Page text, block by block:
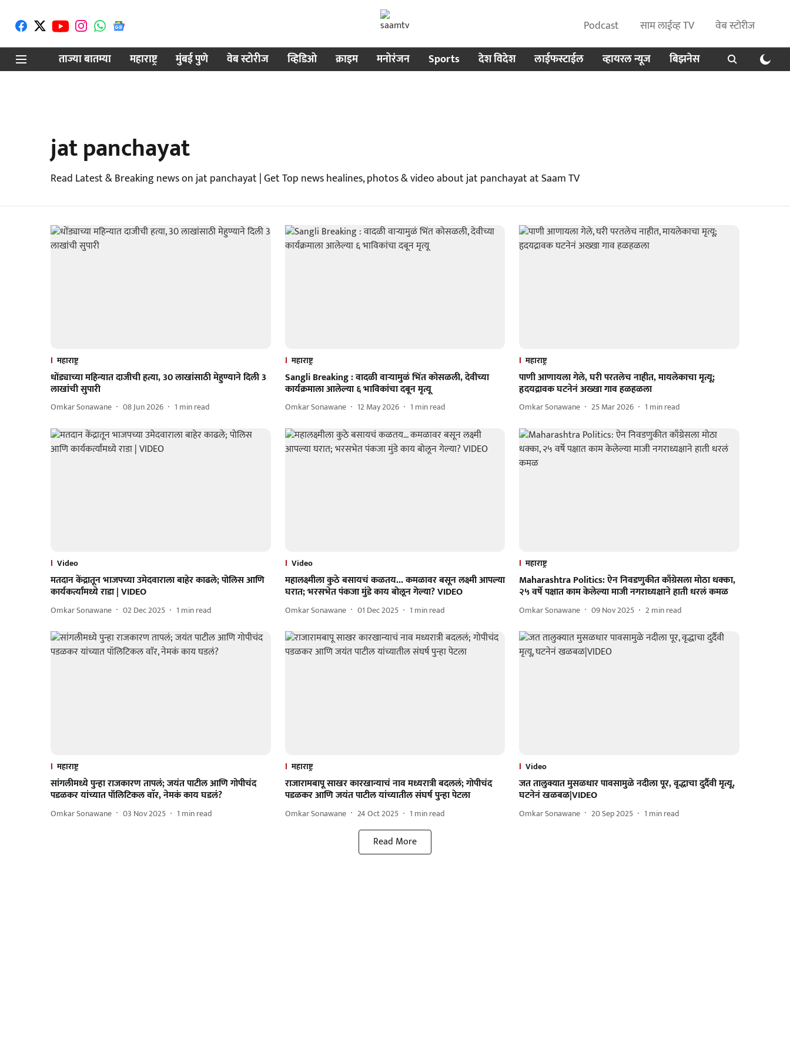
Podcast साम लाईव्ह TV
वेब स्टोरीज
ताज्या बातम्या
महाराष्ट्र मुंबई पुणे वेब स्टोरीज व्हिडिओ क्राइम मनोरंजन Sports देश विदेश लाईफस्टाईल व्हायरल न्यूज बिझनेस
jat panchayat
Read Latest & Breaking news on jat panchayat | Get Top news healines, photos & video about jat panchayat at Saam TV
महाराष्ट्र
धोंड्याच्या महिन्यात दाजीची हत्या, 30 लाखांसाठी मेहुण्याने दिली 3
लाखांची सुपारी
Omkar Sonawane 08 Jun 2026 1 min read
महाराष्ट्र
Sangli Breaking : वादळी वाऱ्यामुळं भिंत कोसळली, देवीच्या
कार्यक्रमाला आलेल्या ६ भाविकांचा दबून मृत्यू
Omkar Sonawane 12 May 2026 1 min read
महाराष्ट्र
पाणी आणायला गेले, घरी परतलेच नाहीत, मायलेकाचा मृत्यू;
हृदयद्रावक घटनेनं अख्खा गाव हळहळला
Omkar Sonawane 25 Mar 2026 1 min read
Video
मतदान केंद्रातून भाजपच्या उमेदवाराला बाहेर काढले; पोलिस आणि
कार्यकर्त्यांमध्ये राडा | VIDEO
Omkar Sonawane 02 Dec 2025 1 min read
Video
महालक्ष्मीला कुठे बसायचं कळतय... कमळावर बसून लक्ष्मी आपल्या
घरात; भरसभेत पंकजा मुंडे काय बोलून गेल्या? VIDEO
Omkar Sonawane 01 Dec 2025 1 min read
महाराष्ट्र
Maharashtra Politics: ऐन निवडणुकीत काँग्रेसला मोठा धक्का,
२५ वर्षे पक्षात काम केलेल्या माजी नगराध्यक्षाने हाती धरलं कमळ
Omkar Sonawane 09 Nov 2025 2min read
महाराष्ट्र
सांगलीमध्ये पुन्हा राजकारण तापलं; जयंत पाटील आणि गोपीचंद
पडळकर यांच्यात पॉलिटिकल वाॅर, नेमकं काय घडलं?
Omkar Sonawane 03 Nov 2025 1 min read
महाराष्ट्र
राजारामबापू साखर कारखान्याचं नाव मध्यरात्री बदललं; गोपीचंद
पडळकर आणि जयंत पाटील यांच्यातील संघर्ष पुन्हा पेटला
Omkar Sonawane 24 Oct 2025 1 min read
Video
जत तालुक्यात मुसळधार पावसामुळे नदीला पूर, वृद्धाचा दुर्दैवी मृत्यू,
घटनेनं खळबळ|VIDEO
Omkar Sonawane 20 Sep 2025 1 min read
Read More